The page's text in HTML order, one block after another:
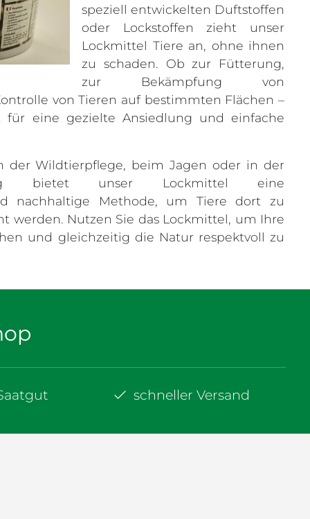
speziell entwickelten Duftstoffen
oder Lockstoffen zieht unser
Lockmittel Tiere an, ohne ihnen
zu schaden. Ob zur Fütterung,
zur Bekämpfung von
von Tieren auf bestimmten Flächen –
für eine gezielte Ansiedlung und einfache
der Wildtierpflege, beim Jagen oder in der
bietet unser Lockmittel eine
nachhaltige Methode, um Tiere dort zu
werden. Nutzen Sie das Lockmittel, um Ihre
und gleichzeitig die Natur respektvoll zu
schneller Versand